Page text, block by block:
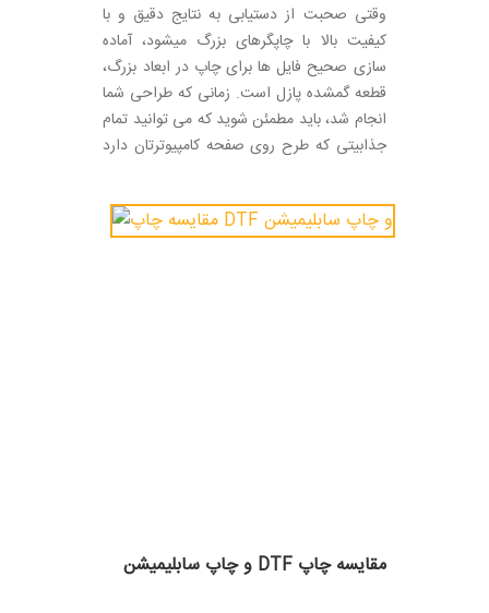
وقتی صحبت از دستیابی به نتایج دقیق و با
کیفیت بالا با چاپگرهای بزرگ میشود، آماده
سازی صحیح فایل ها برای چاپ در ابعاد بزرگ،
قطعه گمشده پازل است. زمانی که طراحی شما
انجام شد، باید مطمئن شوید که می توانید تمام
جذابیتی که طرح روی صفحه کامپیوترتان دارد
مقایسه چاپ DTF و چاپ سابلیمیشن